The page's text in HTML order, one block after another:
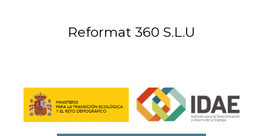
Reformat 360 S.L.U